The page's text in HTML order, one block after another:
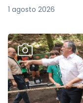
1 agosto 2026